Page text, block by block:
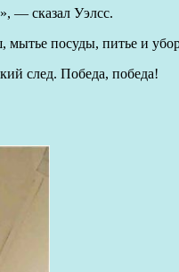
— сказал Уэлсс.
мытье посуды, питье и
след. Победа, победа!